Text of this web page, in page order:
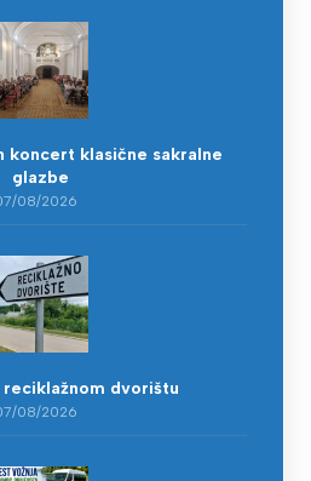
koncert klasične sakralne
glazbe
08/2026
dvorištu
08/2026